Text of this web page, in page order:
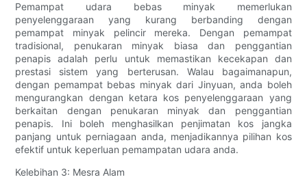
Pemampat udara bebas minyak memerlukan
penyelenggaraan yang kurang berbanding dengan
pemampat minyak pelincir mereka. Dengan pemampat
tradisional, penukaran minyak biasa dan penggantian
penapis adalah perlu untuk memastikan kecekapan dan
prestasi sistem yang berterusan. Walau bagaimanapun,
dengan pemampat bebas minyak dari Jinyuan, anda boleh
mengurangkan dengan ketara kos penyelenggaraan yang
berkaitan dengan penukaran minyak dan penggantian
penapis. Ini boleh menghasilkan penjimatan kos jangka
panjang untuk perniagaan anda, menjadikannya pilihan kos
efektif untuk keperluan pemampatan udara anda.
Kelebihan 3: Mesra Alam